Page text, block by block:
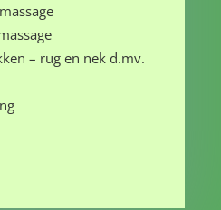
– rug en nek d.mv.